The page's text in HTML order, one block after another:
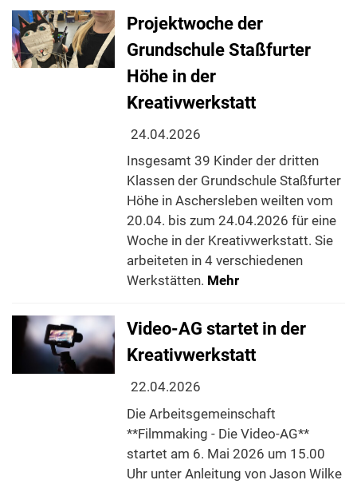
Projektwoche der
Grundschule Staßfurter
Höhe in der
Kreativwerkstatt
24.04.2026
Insgesamt 39 Kinder der dritten
Klassen der Grundschule Staßfurter
Höhe in Aschersleben weilten vom
20.04. bis zum 24.04.2026 für eine
Woche in der Kreativwerkstatt. Sie
arbeiteten in 4 verschiedenen
Werkstätten. Mehr
Video-AG startet in der
Kreativwerkstatt
22.04.2026
Die Arbeitsgemeinschaft
**Filmmaking - Die Video-AG**
startet am 6. Mai 2026 um 15.00
Uhr unter Anleitung von Jason Wilke